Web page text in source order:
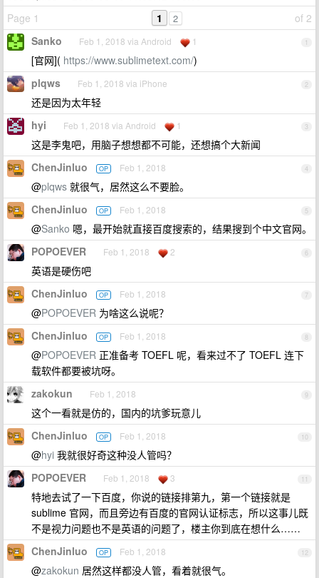
Page 1
of 2
1 2
1
Sanko Feb 1, 2018 via Android 1
[官网]( https://www.sublimetext.com/)
2
plqws Feb 1, 2018 via iPhone
还是因为太年轻
3
hyi Feb 1, 2018 via Android 1
这是李鬼吧，用脑子想想都不可能，还想搞个大新闻
4
ChenJinluo OP Feb 1, 2018
@plqws 就很气，居然这么不要脸。
5
ChenJinluo OP Feb 1, 2018
@Sanko 嗯，最开始就直接百度搜索的，结果搜到个中文官网。
6
POPOEVER Feb 1, 2018 2
英语是硬伤吧
7
ChenJinluo OP Feb 1, 2018
@POPOEVER 为啥这么说呢？
8
ChenJinluo OP Feb 1, 2018
@POPOEVER 正准备考 TOEFL 呢，看来过不了 TOEFL 连下
载软件都要被坑呀。
9
zakokun Feb 1, 2018
这个一看就是仿的，国内的坑爹玩意儿
10
ChenJinluo OP Feb 1, 2018
@hyi 我就很好奇这种没人管吗？
11
POPOEVER Feb 1, 2018 3
特地去试了一下百度，你说的链接排第九，第一个链接就是
sublime 官网，而且旁边有百度的官网认证标志，所以这事儿既
不是视力问题也不是英语的问题了，楼主你到底在想什么……
12
ChenJinluo OP Feb 1, 2018
@zakokun 居然这样都没人管，看着就很气。